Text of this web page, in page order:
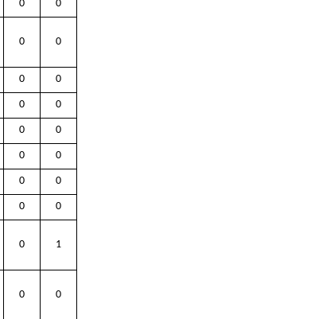
0 0
0 0
0 0
0 0
0 0
0 0
0 0
0 0
0 1
0 0